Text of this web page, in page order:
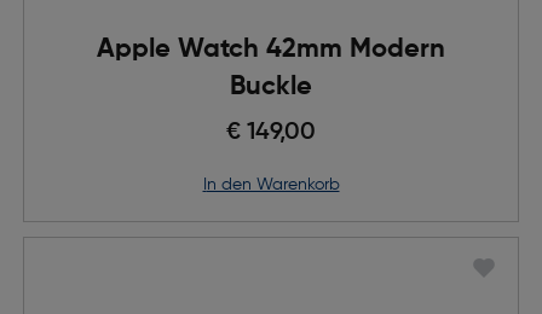
Apple Watch 42mm Modern
Buckle
€ 149,00
in den Warenkorb